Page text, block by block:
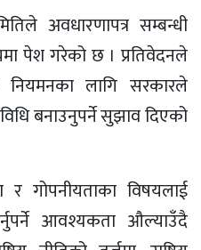
अवधारणापत्र सम्बन्धी
पेश गरेको छ । प्रतिवेदनले
लागि सरकारले
बनाउनुपर्ने सुझाव दिएको
र गोपनीयताका विषयलाई
आवश्यकता औल्याउँदै